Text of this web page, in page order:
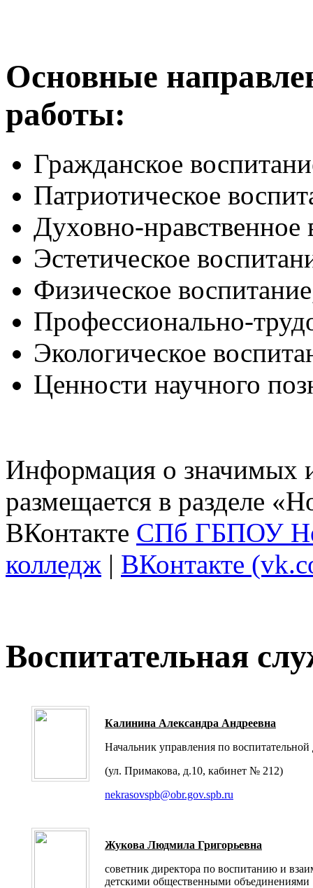
Основные
работы:
Гражданское
Патриотическое
Духовно-нравственное
Эстетическое
Физическое
Профессионально-
Экологическое
Ценности научного
Информация о значимых
размещается в разделе
ВКонтакте СПб ГБПОУ
колледж | ВКонтакте
Воспитательная
Калинина Александра Андреевна
Начальник управления по воспитательной
(ул. Примакова, д.10, кабинет № 212)
nekrasovspb@obr.gov.spb.ru
Жукова Людмила Григорьевна
советник директора по воспитанию и
детскими общественными объединениями